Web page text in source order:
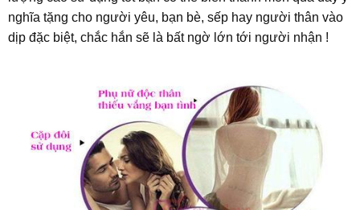
nghĩa tặng cho người yêu, bạn bè, sếp hay người thân vào
dịp đặc biệt, chắc hắn sẽ là bất ngờ lớn tới người nhận !